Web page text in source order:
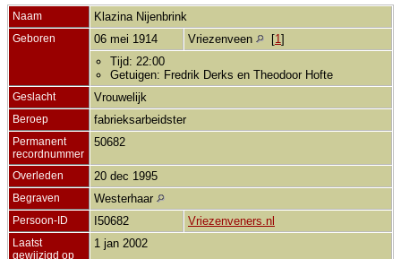
Naam Klazina Nijenbrink
Geboren 06 mei 1914 Vriezenveen [1 ]
Tijd: 22:00
Getuigen: Fredrik Derks en Theodoor Hofte
Geslacht Vrouwelijk
Beroep fabrieksarbeidster
Permanent
recordnummer
50682
Overleden 20 dec 1995
Begraven Westerhaar
Persoon-ID I50682 Vriezenveners.nl
Laatst
gewijzigd op
1 jan 2002